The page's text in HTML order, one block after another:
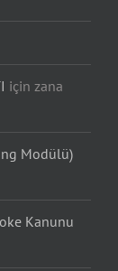
için zana
Modülü)
Kanunu